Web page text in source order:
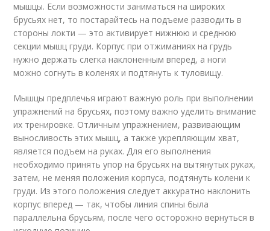
мышцы. Если возможности заниматься на широких
брусьях нет, то постарайтесь на подъеме разводить в
стороны локти — это активирует нижнюю и среднюю
секции мышц груди. Корпус при отжиманиях на грудь
нужно держать слегка наклоненным вперед, а ноги
можно согнуть в коленях и подтянуть к туловищу.
Мышцы предплечья играют важную роль при выполнении
упражнений на брусьях, поэтому важно уделить внимание
их тренировке. Отличным упражнением, развивающим
выносливость этих мышц, а также укрепляющим хват,
является подъем на руках. Для его выполнения
необходимо принять упор на брусьях на вытянутых руках,
затем, не меняя положения корпуса, подтянуть колени к
груди. Из этого положения следует аккуратно наклонить
корпус вперед — так, чтобы линия спины была
параллельна брусьям, после чего осторожно вернуться в